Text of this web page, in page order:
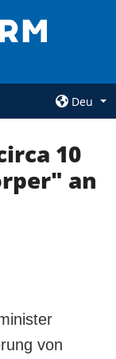
Deu
Schutz
10
an
von